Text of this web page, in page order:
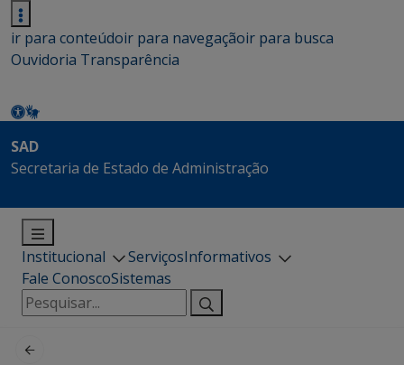
ir para conteúdoir para navegaçãoir para busca
Ouvidoria Transparência
SAD
Secretaria de Estado de Administração
Institucional ServiçosInformativos
Fale ConoscoSistemas
Pesquisar
por: